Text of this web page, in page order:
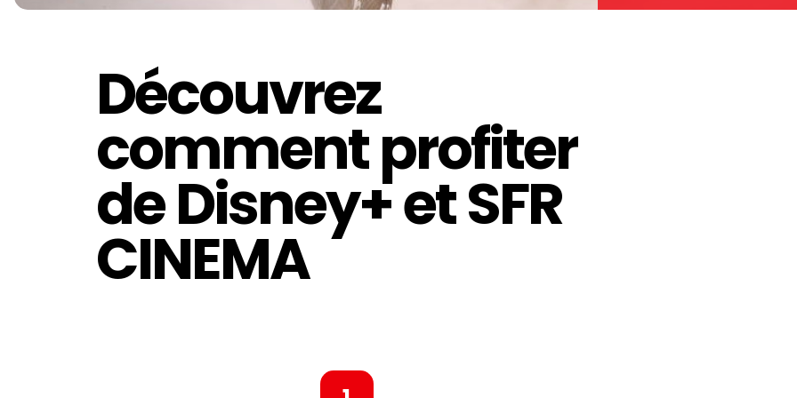
Découvrez
comment profiter
de Disney+ et SFR
CINEMA